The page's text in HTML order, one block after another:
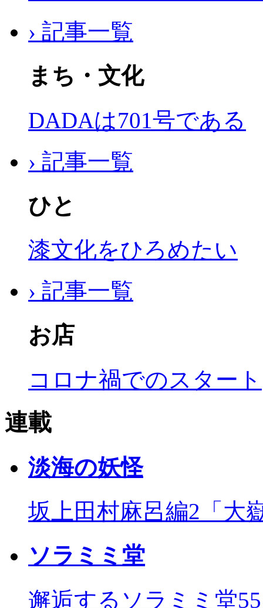
› 記事一覧
まち・文化
DADAは701号である
› 記事一覧
ひと
漆文化をひろめたい
› 記事一覧
お店
コロナ禍でのスタート
連載
淡海の妖怪
坂上田村麻呂編2「大
ソラミミ堂
邂逅するソラミミ堂